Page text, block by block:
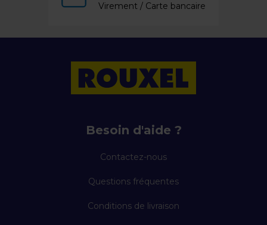
Virement / Carte bancaire
Besoin d'aide ?
Contactez-nous
Questions fréquentes
Conditions de livraison